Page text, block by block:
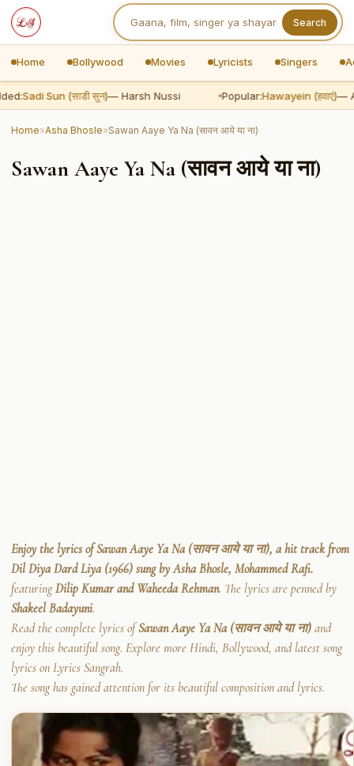
Search
Home Bollywood Movies Lyricists Singers
Sadi Sun (साडी सुन)— Harsh Nussi Popular:Hawayein (हवाएं)—
Home»Asha Bhosle»Sawan Aaye Ya Na (सावन आये या ना)
Sawan Aaye Ya Na (सावन आये या ना)
Enjoy the lyrics of Sawan Aaye Ya Na (सावन आये या ना), a hit track from
Dil Diya Dard Liya (1966) sung by Asha Bhosle, Mohammed Rafi.
featuringDilip Kumar and Waheeda Rehman. The lyrics are penned by
Shakeel Badayuni.
Read the complete lyrics ofSawan Aaye Ya Na (सावन आये या ना) and
enjoy this beautiful song. Explore more Hindi, Bollywood, and latest song
lyrics on Lyrics Sangrah.
The song has gained attention for its beautiful composition and lyrics.